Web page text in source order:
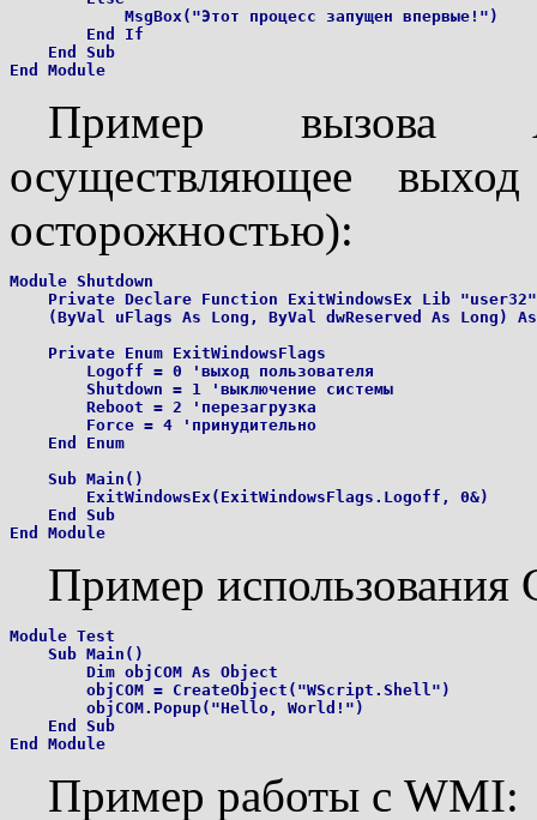
            MsgBox("Этот процесс запущен впервые!")
        End If
    End Sub
Пример вызова
осуществляющее
осторожностью):
Module Shutdown
Private Declare Function ExitWindowsEx Lib
(ByVal uFlags As Long, ByVal dwReserved As Long)
    Private Enum ExitWindowsFlags
        Logoff = 0 'выход пользователя
        Shutdown = 1 'выключение системы
        Reboot = 2 'перезагрузка
        Force = 4 'принудительно
    End Enum
    Sub Main()
        ExitWindowsEx(ExitWindowsFlags.Logoff, 0&)
    End Sub
Пример использования
Module Test
    Sub Main()
        Dim objCOM As Object
        objCOM = CreateObject("WScript.Shell")
        objCOM.Popup("Hello, World!")
    End Sub
Пример работы с WMI: